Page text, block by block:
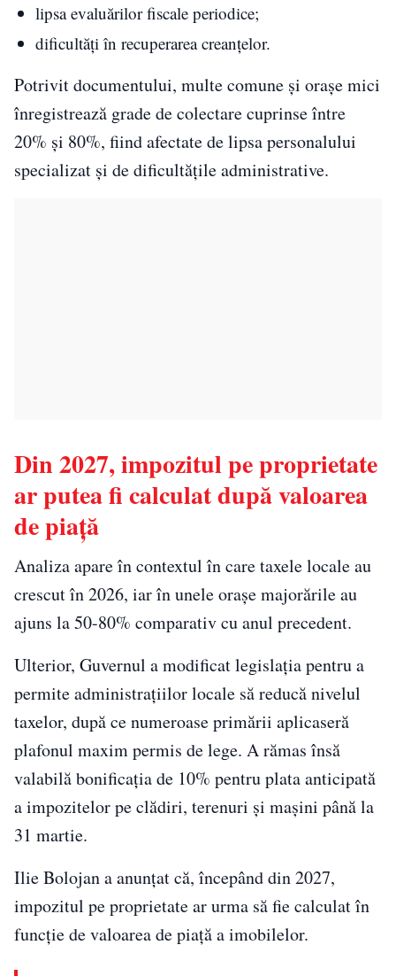
lipsa evaluărilor fiscale periodice;
dificultăți în recuperarea creanțelor.
Potrivit documentului, multe comune și orașe mici
înregistrează grade de colectare cuprinse între
20% și 80%, fiind afectate de lipsa personalului
specializat și de dificultățile administrative.
Din 2027, impozitul pe proprietate
ar putea fi calculat după valoarea
de piață
Analiza apare în contextul în care taxele locale au
crescut în 2026, iar în unele orașe majorările au
ajuns la 50-80% comparativ cu anul precedent.
Ulterior, Guvernul a modificat legislația pentru a
permite administrațiilor locale să reducă nivelul
taxelor, după ce numeroase primării aplicaseră
plafonul maxim permis de lege. A rămas însă
valabilă bonificația de 10% pentru plata anticipată
a impozitelor pe clădiri, terenuri și mașini până la
31 martie.
Ilie Bolojan a anunțat că, începând din 2027,
impozitul pe proprietate ar urma să fie calculat în
funcție de valoarea de piață a imobilelor.